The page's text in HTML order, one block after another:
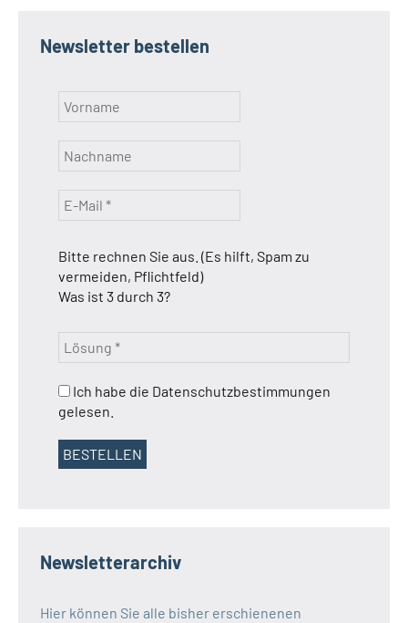
Newsletter bestellen
Bitte rechnen Sie aus. (Es hilft, Spam zu
vermeiden, Pflichtfeld)
Was ist 3 durch 3?
Ich habe die Datenschutzbestimmungen
gelesen.
Newsletterarchiv
Hier können Sie alle bisher erschienenen